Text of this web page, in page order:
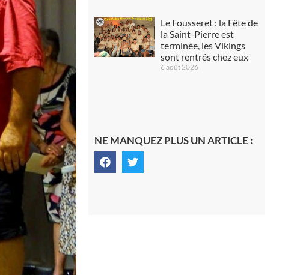
Le Fousseret : la Fête de
la Saint-Pierre est
terminée, les Vikings
sont rentrés chez eux
6 août 2026
NE MANQUEZ PLUS UN ARTICLE :